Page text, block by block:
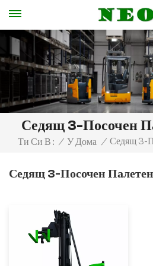
Седящ 3-Посочен
Ти Си В : / У Дома / Седящ 3-
Седящ 3-Посочен